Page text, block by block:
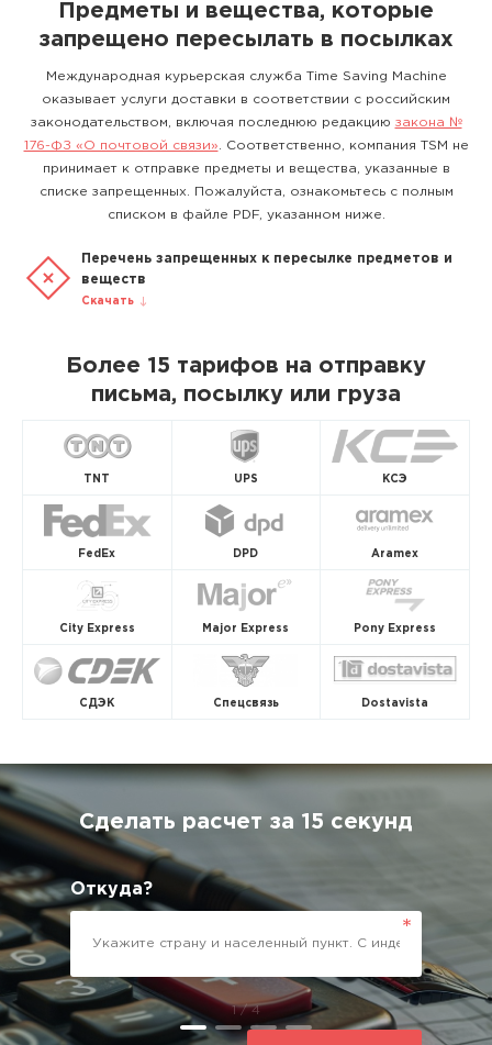
Предметы и вещества, которые
запрещено пересылать в посылках
Международная курьерская служба Time Saving Machine
оказывает услуги доставки в соответствии с российским
законодательством, включая последнюю редакцию закона №
176-ФЗ «О почтовой связи» . Соответственно, компания TSM не
принимает к отправке предметы и вещества, указанные в
списке запрещенных. Пожалуйста, ознакомьтесь с полным
списком в файле PDF, указанном ниже.
Перечень запрещенных к пересылке предметов и
веществ
Скачать
Более 15 тарифов на отправку
письма, посылку или груза
TNT UPS КСЭ
FedEx DPD Aramex
City Express Major Express Pony Express
СДЭК Спецсвязь Dostavista
Сделать расчет за 15 секунд
Откуда?
1 / 4